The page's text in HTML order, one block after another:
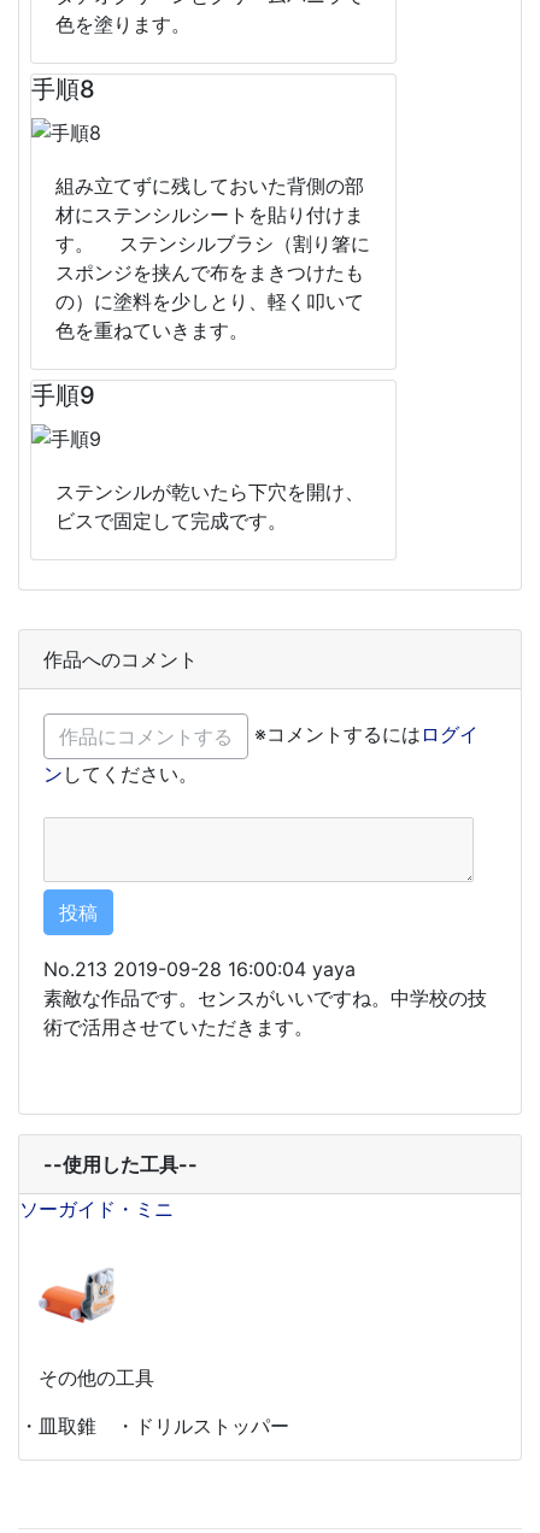
色を塗ります。
手順8
組み立てずに残しておいた背側の部
材にステンシルシートを貼り付けま
す。 ステンシルブラシ（割り箸に
スポンジを挟んで布をまきつけたも
の）に塗料を少しとり、軽く叩いて
色を重ねていきます。
手順9
ステンシルが乾いたら下穴を開け、
ビスで固定して完成です。
作品へのコメント
※コメントするには ログイ
ン してください。
No.213 2019-09-28 16:00:04 yaya
素敵な作品です。センスがいいですね。中学校の技
術で活用させていただきます。
--使用した工具--
ソーガイド・ミニ
その他の工具
・皿取錐 ・ドリルストッパー